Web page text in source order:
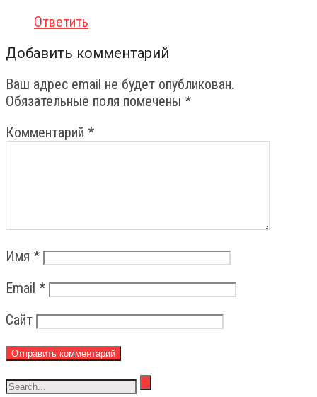
Ответить
Добавить комментарий
Ваш адрес email не будет опубликован.
Обязательные поля помечены *
Комментарий *
Имя *
Email *
Сайт